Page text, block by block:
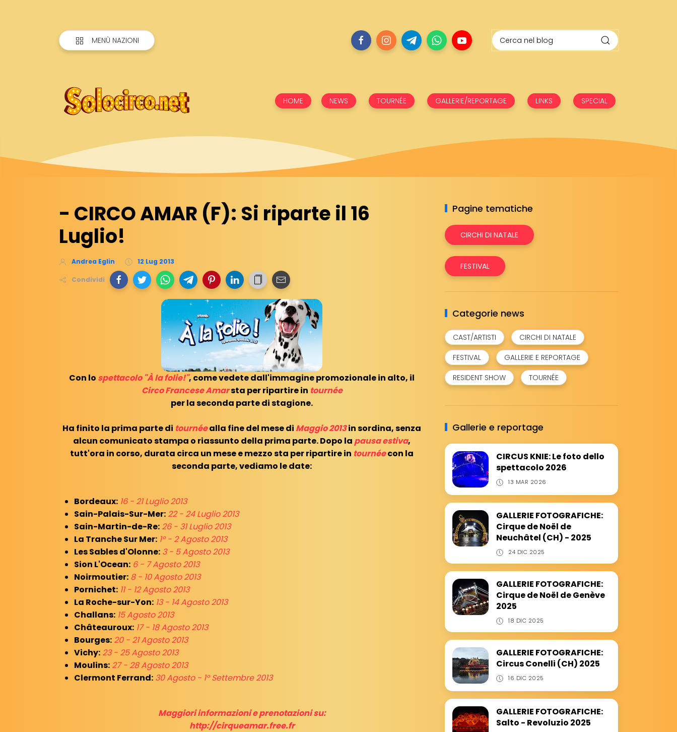
MENÙ NAZIONI
HOME NEWS TOURNÉE GALLERIE/REPORTAGE LINKS SPECIAL
- CIRCO AMAR (F): Si riparte il 16
Luglio!
Andrea Eglin 12 Lug 2013
Condividi
Con lo spettacolo "À la folie!", come vedete dall'immagine promozionale in alto, il
Circo Francese Amarsta per ripartire in tournée
per la seconda parte di stagione.
Ha finito la prima parte di tournéealla fine del mese di Maggio 2013in sordina, senza
alcun comunicato stampa o riassunto della prima parte. Dopo la pausa estiva,
tutt'ora in corso, durata circa un mese e mezzo sta per ripartire in tournéecon la
seconda parte, vediamo le date:
Bordeaux: 16 - 21 Luglio 2013
Sain-Palais-Sur-Mer: 22 - 24 Luglio 2013
Sain-Martin-de-Re: 26 - 31 Luglio 2013
La Tranche Sur Mer: 1° - 2 Agosto 2013
Les Sables d'Olonne: 3 - 5 Agosto 2013
Sion L'Ocean: 6 - 7 Agosto 2013
Noirmoutier: 8 - 10 Agosto 2013
Pornichet: 11 - 12 Agosto 2013
La Roche-sur-Yon: 13 - 14 Agosto 2013
Challans: 15 Agosto 2013
Châteauroux: 17 - 18 Agosto 2013
Bourges: 20 - 21 Agosto 2013
Vichy: 23 - 25 Agosto 2013
Moulins: 27 - 28 Agosto 2013
Clermont Ferrand: 30 Agosto - 1° Settembre 2013
Maggiori informazioni e prenotazioni su:
http://cirqueamar.free.fr
Pagine tematiche
CIRCHI DI NATALE
FESTIVAL
Categorie news
CAST/ARTISTI
CIRCHI DI NATALE
FESTIVAL
GALLERIE E REPORTAGE
RESIDENT SHOW
TOURNÉE
Gallerie e reportage
CIRCUS KNIE: Le foto dello
spettacolo 2026
13 MAR 2026
GALLERIE FOTOGRAFICHE:
Cirque de Noël de
Neuchâtel (CH) - 2025
24 DIC 2025
GALLERIE FOTOGRAFICHE:
Cirque de Noël de Genève
2025
18 DIC 2025
GALLERIE FOTOGRAFICHE:
Circus Conelli (CH) 2025
16 DIC 2025
GALLERIE FOTOGRAFICHE:
Salto - Revoluzio 2025